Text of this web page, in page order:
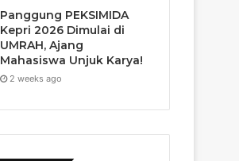
Panggung PEKSIMIDA
Kepri 2026 Dimulai di
UMRAH, Ajang
Mahasiswa Unjuk Karya!
2 weeks ago